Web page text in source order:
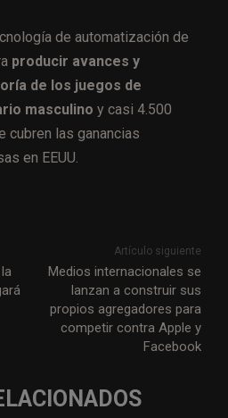
de automatización de
producir avances y
de los juegos de
masculino y casi 4.500
cubren las ganancias
en EEUU.
Artículo siguiente
Medios internacionales se
lanzan a construir sus
propios agregadores para
competir contra Apple y
Facebook